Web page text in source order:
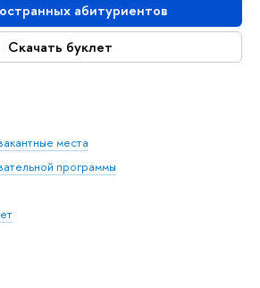
абитуриентов
Скачать буклет
места
программы